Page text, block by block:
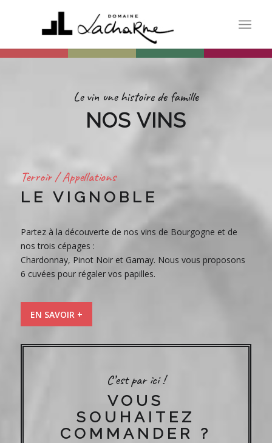
Le vin une histoire de famille
NOS VINS
Terroir / Appellations
LE VIGNOBLE
Partez à la découverte de nos vins de Bourgogne et de
nos trois cépages :
Chardonnay, Pinot Noir et Gamay. Nous vous proposons
6 cuvées pour régaler vos papilles.
EN SAVOIR +
C’est par ici !
VOUS
SOUHAITEZ
COMMANDER ?